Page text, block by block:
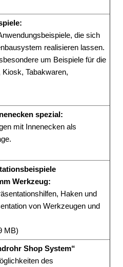
die sich
realisieren lassen.
um Beispiele für die
Tabakwaren,
spezial:
mit Innenecken als
Werkzeug:
Haken und
von Werkzeugen und
MB)
Shop System“
des